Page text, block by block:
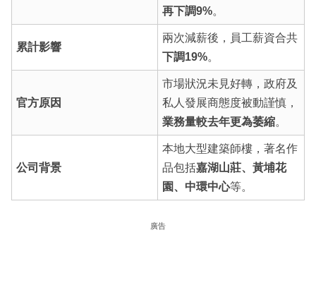
再下調9%。
累計影響
兩次減薪後，員工薪資合共
下調19%。
官方原因
市場狀況未見好轉，政府及
私人發展商態度被動謹慎，
業務量較去年更為萎縮。
公司背景
本地大型建築師樓，著名作
品包括嘉湖山莊、黃埔花
園、中環中心等。
廣告